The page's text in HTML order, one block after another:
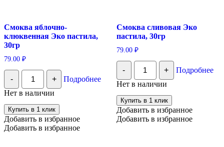
Смоква яблочно-
клюквенная Эко пастила,
30гр
79.00 ₽
-
Количество
Смоква
яблочно-
клюквенная
Эко
пастила,
30гр
+
Подробнее
Нет в наличии
Купить в 1 клик
Добавить в избранное
Добавить в избранное
Смоква сливовая Эко
пастила, 30гр
79.00 ₽
-
Количество
Смоква
сливовая
Эко
пастила,
30гр
+
Подробнее
Нет в наличии
Купить в 1 клик
Добавить в избранное
Добавить в избранное